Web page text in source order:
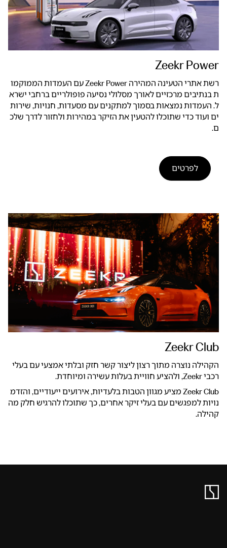
Zeekr Power
רשת אתרי הטעינה המהירה Zeekr Power עם העמדות הממוקמו
ת בנתיבים מרכזיים לאורך מסלולי נסיעה פופולריים ברחבי ישרא
ל. העמדות נמצאות בסמוך למתקנים עם מסעדות, חנויות, שירות
ים ועוד כדי שתוכלו להטעין את הזיקר במהירות ולחזור לדרך שלכ
ם.
לפרטים
Zeekr Club
הקהילה נוצרה מתוך רצון ליצור קשר חזק ובלתי אמצעי עם בעלי
רכבי Zeekr, ולהציע חוויית בעלות עשירה ומיוחדת.
Zeekr Club מציע מגוון הטבות בלעדיות, אירועים ייעודיים, והזדמ
נויות למפגשים עם בעלי זיקר אחרים, כך שתוכלו להרגיש חלק מה
קהילה.